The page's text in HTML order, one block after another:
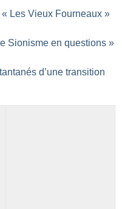
Les Vieux Fourneaux »
Sionisme en questions »
d’une transition